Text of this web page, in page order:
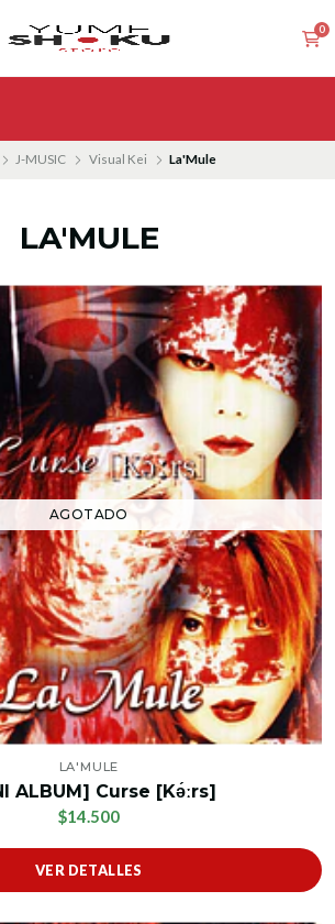
0
J-MUSIC Visual Kei La'Mule
LA'MULE
AGOTADO
LA'MULE
ALBUM] Curse [Kə́ːrs]
$14.500
VER DETALLES